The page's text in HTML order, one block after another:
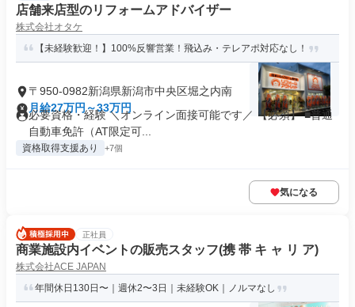
店舗来店型のリフォームアドバイザー
株式会社オタケ
【未経験歓迎！】100%反響営業！飛込み・テレアポ対応なし！
〒950-0982新潟県新潟市中央区堀之内南
月給27万円～33万円
必要資格・経験 ＼オンライン面接可能です／ 【必須】 ■普通
自動車免許（AT限定可...
資格取得支援あり +7個
気になる
正社員
商業施設内イベントの販売スタッフ(携 帯 キ ャ リ ア)
株式会社ACE JAPAN
年間休日130日〜｜週休2〜3日｜未経験OK｜ノルマなし